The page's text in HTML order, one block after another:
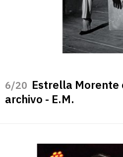
/20 Estrella Morente
archivo - E.M.